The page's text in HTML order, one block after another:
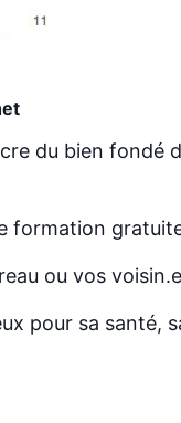
du bien fondé
formation
ou vos
pour sa santé,